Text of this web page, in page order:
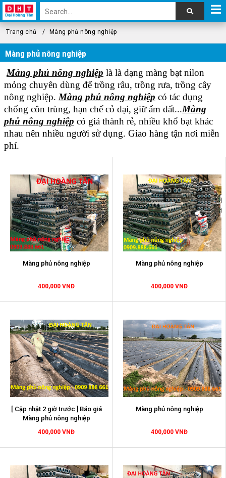
Trang chủ Màng phủ nông nghiệp
Màng phủ nông nghiệp
Màng phủ nông nghiệp là là dạng màng bạt nilon
mỏng chuyên dùng để trồng râu, trồng rưa, trồng cây
nông nghiệp. Màng phủ nông nghiệp có tác dụng
chống côn trùng, hạn chế cỏ dại, giữ ẩm đất...Màng
phủ nông nghiệp có giá thành rẻ, nhiều khổ bạt khác
nhau nên nhiều người sử dụng. Giao hàng tận nơi miễn
phí.
Màng phủ nông nghiệp
400,000 VNĐ
Màng phủ nông nghiệp
400,000 VNĐ
[ Cập nhật 2 giờ trước ] Báo giá
Màng phủ nông nghiệp
400,000 VNĐ
Màng phủ nông nghiệp
400,000 VNĐ